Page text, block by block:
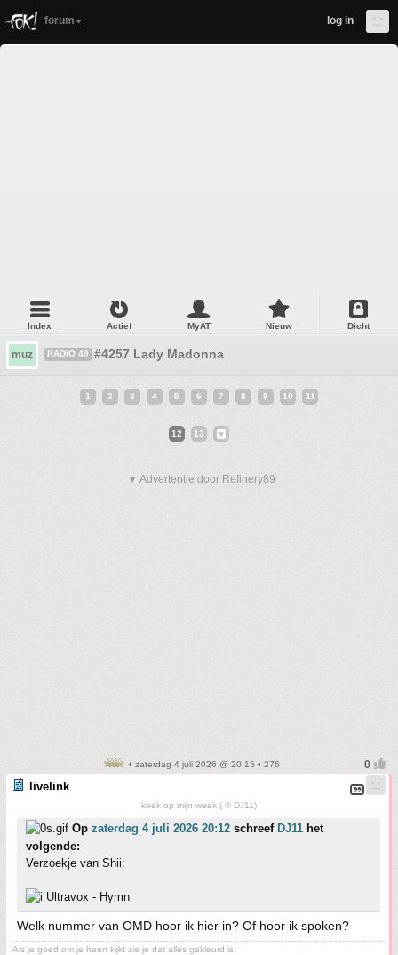
forum log in
Index Actief MyAT Nieuw Dicht
muz RADIO 49 #4257 Lady Madonna
1 2 3 4 5 6 7 8 9 10 11
12 13
▼ Advertentie door Refinery89
• zaterdag 4 juli 2026 @ 20:15 • 276
livelink
keek op mijn week ( © DJ11)
Op zaterdag 4 juli 2026 20:12 schreef DJ11 het
volgende:
Verzoekje van Shii:
Ultravox - Hymn
Welk nummer van OMD hoor ik hier in? Of hoor ik spoken?
Als je goed om je heen kijkt zie je dat alles gekleurd is.